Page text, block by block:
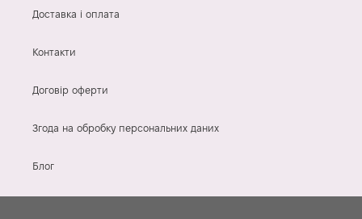
Доставка і оплата
Контакти
Договір оферти
Згода на обробку персональних даних
Блог